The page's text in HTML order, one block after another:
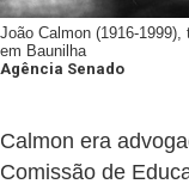
João Calmon (1916-
em Baunilha
Agência Senado
Calmon era
Comissão de